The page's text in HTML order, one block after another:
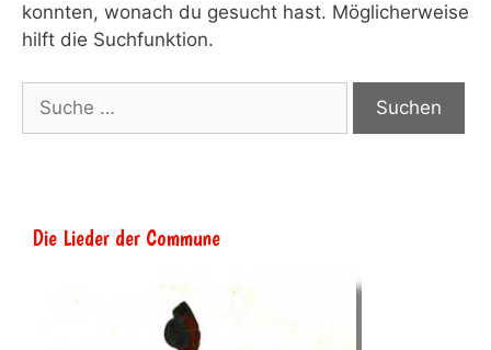
konnten, wonach du gesucht hast. Möglicherweise
hilft die Suchfunktion.
nach:
Die Lieder der Commune